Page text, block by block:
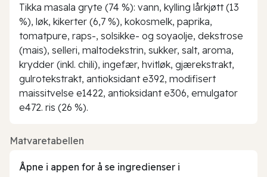
Tikka masala gryte (74 %): vann, kylling lårkjøtt (13
%), løk, kikerter (6,7 %), kokosmelk, paprika,
tomatpure, raps-, solsikke- og soyaolje, dekstrose
(mais), selleri, maltodekstrin, sukker, salt, aroma,
krydder (inkl. chili), ingefær, hvitløk, gjærekstrakt,
gulrotekstrakt, antioksidant e392, modifisert
maissitvelse e1422, antioksidant e306, emulgator
e472. ris (26 %).
Matvaretabellen
Åpne i appen for å se ingredienser i